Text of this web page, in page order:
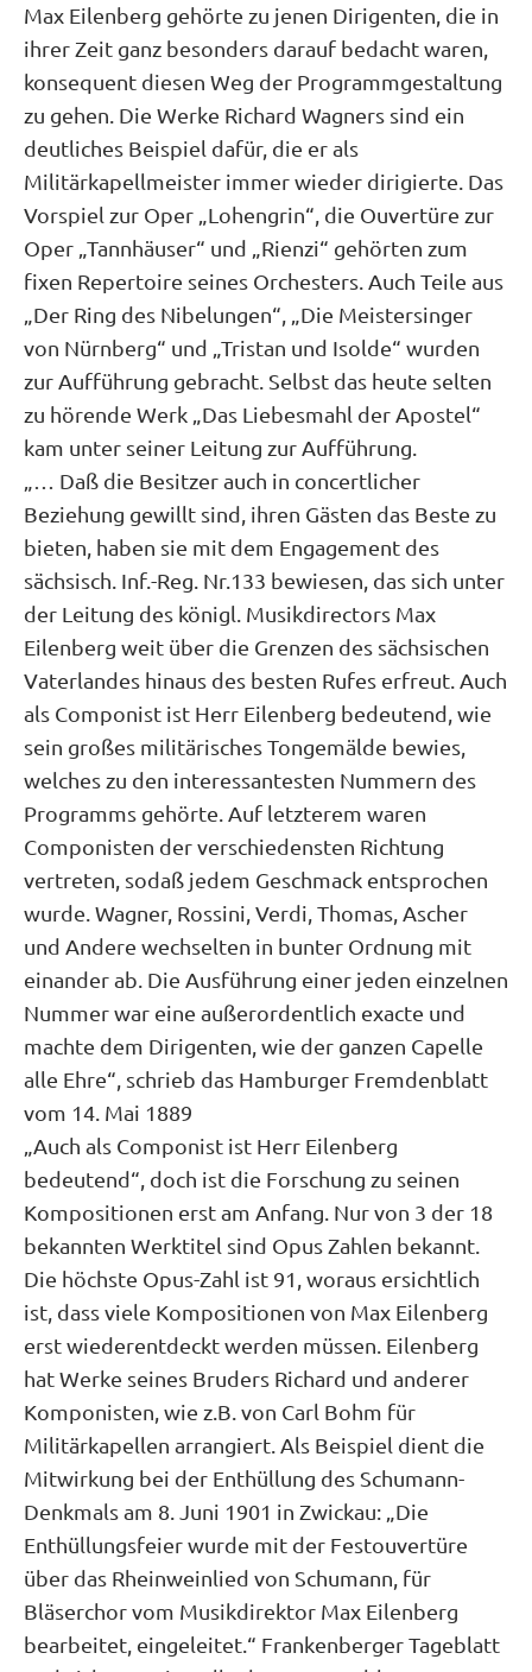
Max Eilenberg gehörte zu jenen Dirigenten, die in
ihrer Zeit ganz besonders darauf bedacht waren,
konsequent diesen Weg der Programmgestaltung
zu gehen. Die Werke Richard Wagners sind ein
deutliches Beispiel dafür, die er als
Militärkapellmeister immer wieder dirigierte. Das
Vorspiel zur Oper „Lohengrin“, die Ouvertüre zur
Oper „Tannhäuser“ und „Rienzi“ gehörten zum
fixen Repertoire seines Orchesters. Auch Teile aus
„Der Ring des Nibelungen“, „Die Meistersinger
von Nürnberg“ und „Tristan und Isolde“ wurden
zur Aufführung gebracht. Selbst das heute selten
zu hörende Werk „Das Liebesmahl der Apostel“
kam unter seiner Leitung zur Aufführung.
„… Daß die Besitzer auch in concertlicher
Beziehung gewillt sind, ihren Gästen das Beste zu
bieten, haben sie mit dem Engagement des
sächsisch. Inf.-Reg. Nr.133 bewiesen, das sich unter
der Leitung des königl. Musikdirectors Max
Eilenberg weit über die Grenzen des sächsischen
Vaterlandes hinaus des besten Rufes erfreut. Auch
als Componist ist Herr Eilenberg bedeutend, wie
sein großes militärisches Tongemälde bewies,
welches zu den interessantesten Nummern des
Programms gehörte. Auf letzterem waren
Componisten der verschiedensten Richtung
vertreten, sodaß jedem Geschmack entsprochen
wurde. Wagner, Rossini, Verdi, Thomas, Ascher
und Andere wechselten in bunter Ordnung mit
einander ab. Die Ausführung einer jeden einzelnen
Nummer war eine außerordentlich exacte und
machte dem Dirigenten, wie der ganzen Capelle
alle Ehre“, schrieb das Hamburger Fremdenblatt
vom 14. Mai 1889
„Auch als Componist ist Herr Eilenberg
bedeutend“, doch ist die Forschung zu seinen
Kompositionen erst am Anfang. Nur von 3 der 18
bekannten Werktitel sind Opus Zahlen bekannt.
Die höchste Opus-Zahl ist 91, woraus ersichtlich
ist, dass viele Kompositionen von Max Eilenberg
erst wiederentdeckt werden müssen. Eilenberg
hat Werke seines Bruders Richard und anderer
Komponisten, wie z.B. von Carl Bohm für
Militärkapellen arrangiert. Als Beispiel dient die
Mitwirkung bei der Enthüllung des Schumann-
Denkmals am 8. Juni 1901 in Zwickau: „Die
Enthüllungsfeier wurde mit der Festouvertüre
über das Rheinweinlied von Schumann, für
Bläserchor vom Musikdirektor Max Eilenberg
bearbeitet, eingeleitet.“ Frankenberger Tageblatt